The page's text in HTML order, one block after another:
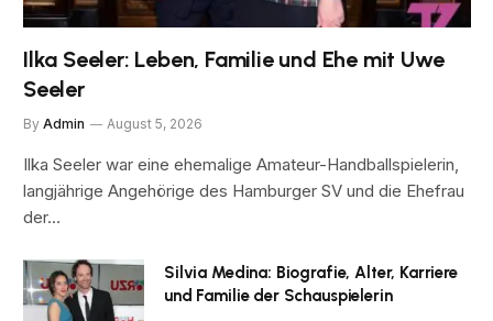
Ilka Seeler: Leben, Familie und Ehe mit Uwe
Seeler
By Admin August 5, 2026
Ilka Seeler war eine ehemalige Amateur-Handballspielerin,
langjährige Angehörige des Hamburger SV und die Ehefrau
der…
Silvia Medina: Biografie, Alter, Karriere
und Familie der Schauspielerin